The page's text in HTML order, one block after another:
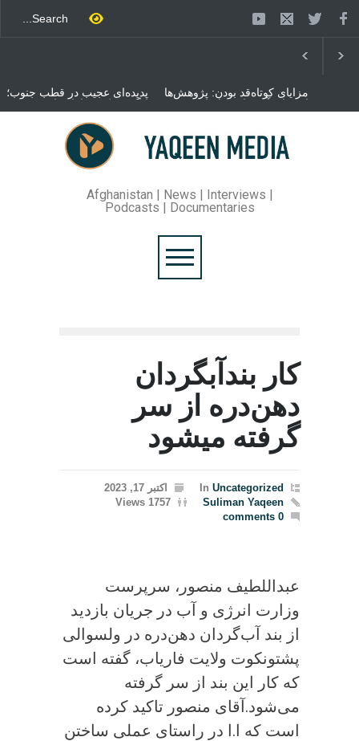
پدیده‌ای عجیب در قطب جنوب؛
پنگوئنی که هزاران بار در روز
می‌خوابد
مزایای کوتاه‌قد بودن: پژوهش‌ها
از فواید آن برای سلامتی
می‌گویند
محمدباقر قالیباف، رئیس
مجلس ایران، با انتقاد تند از
سیاست‌های دونالد ترمپ اعلام
کرد که واشنگتن تلاش دارد با
روند گفتگوها را از مسیر
مذاکره به سمت تسلیم سوق
دهد.
Afghanistan | News | Interviews |
Podcasts | Documentaries
کار بند‌آبگردان
دهن‌دره از سر
گرفته میشود
In Uncategorized
اکتبر 17, 2023
Suliman Yaqeen
1757 Views
0 comments
عبداللطیف منصور، سرپرست
وزارت انرژی و آب در جریان بازدید
از بند آب‌گردان دهن‌دره در ولسوالی
پشتونکوت ولایت فاریاب، گفته است
که کار این بند از سر گرفته
می‌شود.آقای منصور تاکید کرده
است که ا.ا در راستای عملی ساختن